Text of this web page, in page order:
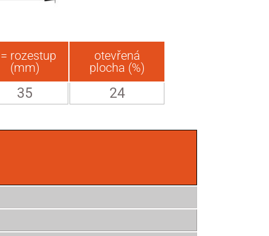
rozestup
(mm)
otevřená
plocha (%)
35 24